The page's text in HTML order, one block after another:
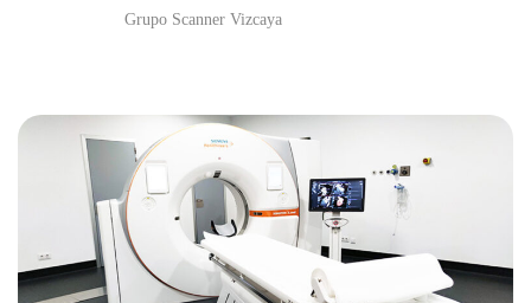
Grupo Scanner Vizcaya